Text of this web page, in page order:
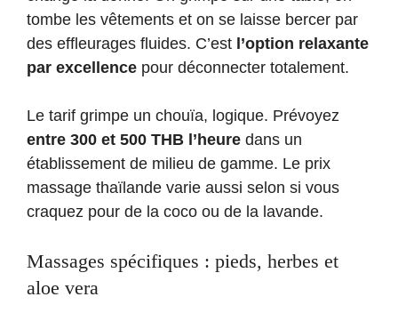
tombe les vêtements et on se laisse bercer par
des effleurages fluides. C’est l’option relaxante
par excellence pour déconnecter totalement.
Le tarif grimpe un chouïa, logique. Prévoyez
entre 300 et 500 THB l’heure dans un
établissement de milieu de gamme. Le prix
massage thaïlande varie aussi selon si vous
craquez pour de la coco ou de la lavande.
Massages spécifiques : pieds, herbes et
aloe vera